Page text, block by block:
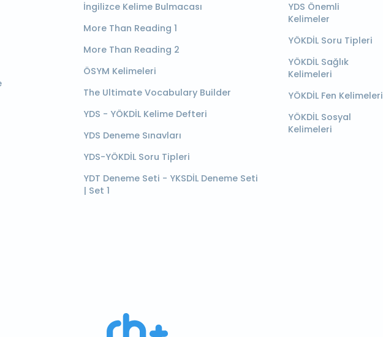
İngilizce Kelime Bulmacası
More Than Reading 1
More Than Reading 2
ÖSYM Kelimeleri
The Ultimate Vocabulary Builder
YDS - YÖKDİL Kelime Defteri
YDS Deneme Sınavları
YDS-YÖKDİL Soru Tipleri
YDT Deneme Seti - YKSDİL Deneme Seti
| Set 1
YDS Önemli
Kelimeler
YÖKDİL Soru Tipleri
YÖKDİL Sağlık
Kelimeleri
YÖKDİL Fen Kelimeleri
YÖKDİL Sosyal
Kelimeleri